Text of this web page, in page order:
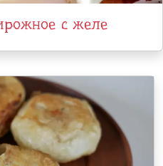
с желе